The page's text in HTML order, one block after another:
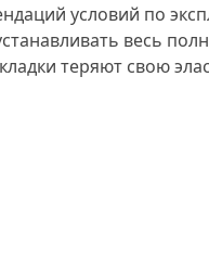
условий по
весь
теряют свою